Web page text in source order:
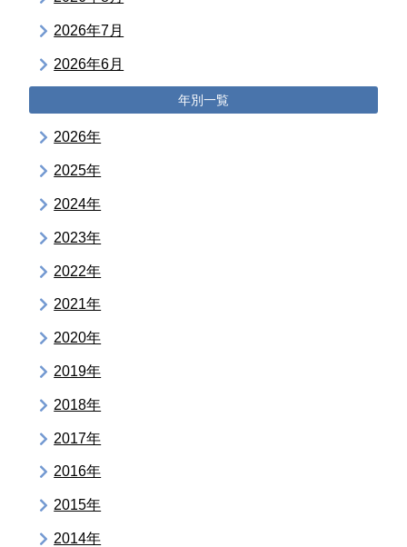
2026年7月
2026年6月
年別一覧
2026年
2025年
2024年
2023年
2022年
2021年
2020年
2019年
2018年
2017年
2016年
2015年
2014年